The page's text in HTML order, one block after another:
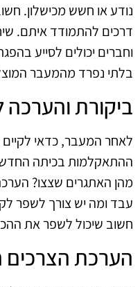
נודע או חשש מכישלון.
דרכים להתמודד איתם.
וחברים יכולים לסייע
בלתי נפרד מהמעבר
ביקורת
לאחר המעבר, כדאי
ההתאקלמות בכיתה
מהן האתגרים שצצו?
עבד ומה יש צורך לשפר
חשוב שיכול לשפר את
הערכת הצרכים